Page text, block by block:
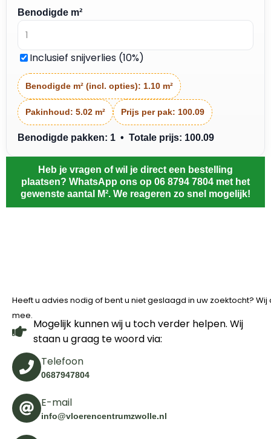
Benodigde m²
Inclusief snijverlies (10%)
Benodigde m² (incl. opties): 1.10 m²
Pakinhoud: 5.02 m² Prijs per pak: 100.09
Benodigde pakken: 1 • Totale prijs: 100.09
Heb je vragen of wil je direct een bestelling
plaatsen? WhatsApp ons op 06 8794 7804 met het
gewenste aantal M². We reageren zo snel mogelijk!
Heeft u advies nodig of bent u niet geslaagd in uw zoektocht?
mee.
Mogelijk kunnen wij u toch verder helpen. Wij
staan u graag te woord via:
Telefoon
0687947804
E-mail
info@vloerencentrumzwolle.nl